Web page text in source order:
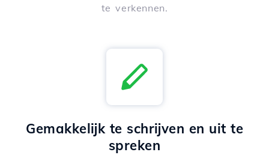
te verkennen.
Gemakkelijk te schrijven en uit te
spreken